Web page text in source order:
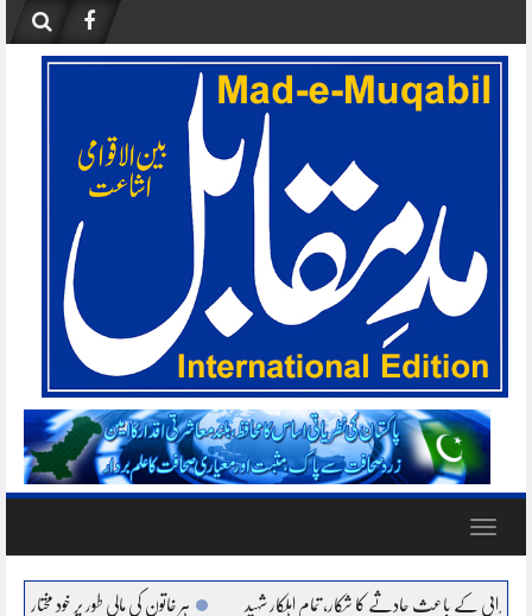
content
Toggle
حادثے کا شکار، تمام اہلکار شہید ہر خاتون کی مالی طور پر خود مختار، بااحتیار بنانا ہمارا عزم